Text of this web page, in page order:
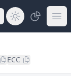
ECC